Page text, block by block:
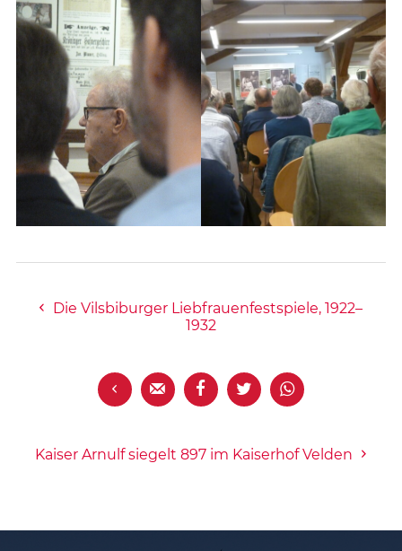
Die Vilsbiburger Liebfrauenfestspiele, 1922–
1932
    
Kaiser Arnulf siegelt 897 im Kaiserhof Velden